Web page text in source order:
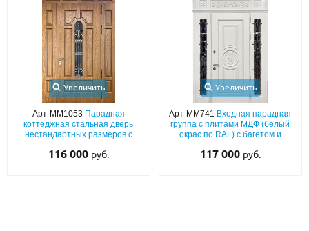
Увеличить
Арт-ММ1053 Парадная
коттеджная стальная дверь
нестандартных размеров с
со шпоном, с ковкой и стеклом
116 000 руб.
Увеличить
Арт-ММ741 Входная парадная
группа с плитами МДФ (белый
окрас по RAL) с багетом и
терморазрывом, ковкой и
117 000 руб.